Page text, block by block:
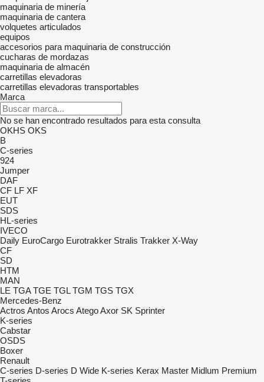
maquinaria de minería
maquinaria de cantera
volquetes articulados
equipos
accesorios para maquinaria de construcción
cucharas de mordazas
maquinaria de almacén
carretillas elevadoras
carretillas elevadoras transportables
Marca
No se han encontrado resultados para esta consulta
OKHS OKS
B
C-series
924
Jumper
DAF
CF LF XF
EUT
SDS
HL-series
IVECO
Daily EuroCargo Eurotrakker Stralis Trakker X-Way
CF
SD
HTM
MAN
LE TGA TGE TGL TGM TGS TGX
Mercedes-Benz
Actros Antos Arocs AtegoAxor SK Sprinter
K-series
Cabstar
OSDS
Boxer
Renault
C-series D-series D Wide K-series Kerax Master Midlum Premium